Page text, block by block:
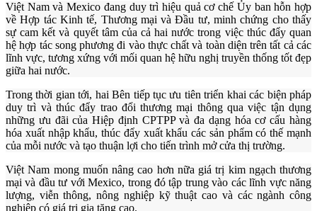
Việt Nam và Mexico đang duy trì hiệu quả cơ chế Ủy ban hỗn hợp
về Hợp tác Kinh tế, Thương mại và Đầu tư, minh chứng cho thấy
sự cam kết và quyết tâm của cả hai nước trong việc thúc đẩy quan
hệ hợp tác song phương đi vào thực chất và toàn diện trên tất cả các
lĩnh vực, tương xứng với mối quan hệ hữu nghị truyền thống tốt đẹp
giữa hai nước.
Trong thời gian tới, hai Bên tiếp tục ưu tiên triển khai các biện pháp
duy trì và thúc đẩy trao đổi thương mại thông qua việc tận dụng
những ưu đãi của Hiệp định CPTPP và đa dạng hóa cơ cấu hàng
hóa xuất nhập khẩu, thúc đẩy xuất khẩu các sản phẩm có thế mạnh
của mỗi nước và tạo thuận lợi cho tiến trình mở cửa thị trường.
Việt Nam mong muốn nâng cao hơn nữa giá trị kim ngạch thương
mại và đầu tư với Mexico, trong đó tập trung vào các lĩnh vực năng
lượng, viễn thông, nông nghiệp kỹ thuật cao và các ngành công
nghiệp có giá trị gia tăng cao.